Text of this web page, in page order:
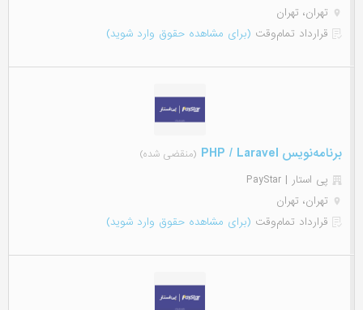
تهران، تهران
قرارداد تمام‌وقت (برای مشاهده حقوق وارد شوید)
برنامه‌نویس PHP / Laravel (منقضی شده)
پی استار | PayStar
تهران، تهران
قرارداد تمام‌وقت (برای مشاهده حقوق وارد شوید)